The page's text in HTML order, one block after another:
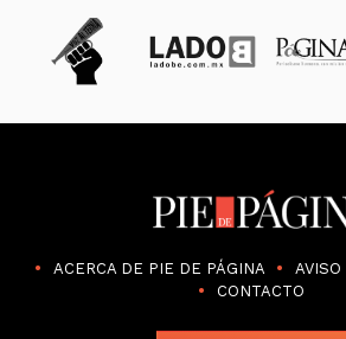
ACERCA DE PIE DE PÁGINA
AVISO
CONTACTO